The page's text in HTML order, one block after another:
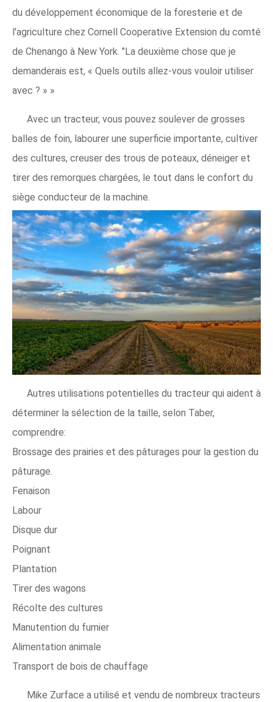
du développement économique de la foresterie et de
l'agriculture chez Cornell Cooperative Extension du comté
de Chenango à New York. "La deuxième chose que je
demanderais est, « Quels outils allez-vous vouloir utiliser
avec ? » »
Avec un tracteur, vous pouvez soulever de grosses
balles de foin, labourer une superficie importante, cultiver
des cultures, creuser des trous de poteaux, déneiger et
tirer des remorques chargées, le tout dans le confort du
siège conducteur de la machine.
Autres utilisations potentielles du tracteur qui aident à
déterminer la sélection de la taille, selon Taber,
comprendre:
Brossage des prairies et des pâturages pour la gestion du
pâturage.
Fenaison
Labour
Disque dur
Poignant
Plantation
Tirer des wagons
Récolte des cultures
Manutention du fumier
Alimentation animale
Transport de bois de chauffage
Mike Zurface a utilisé et vendu de nombreux tracteurs